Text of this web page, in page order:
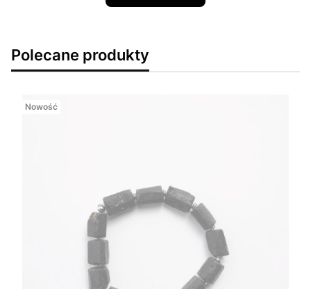
Polecane produkty
Nowość